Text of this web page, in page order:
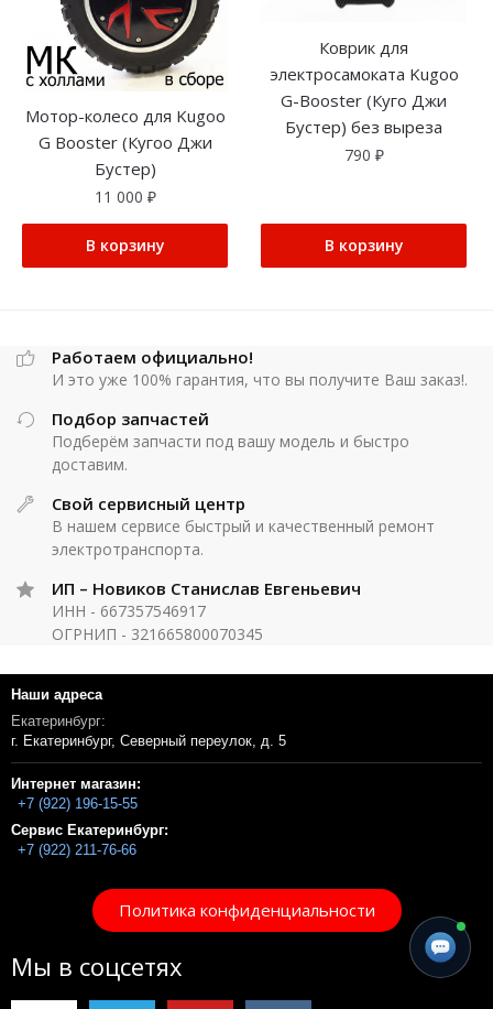
Мотор-колесо для Kugoo
G Booster (Кугоо Джи
Бустер)
11 000 ₽
В корзину
Коврик для
электросамоката Kugoo
G-Booster (Куго Джи
Бустер) без выреза
790 ₽
В корзину
Работаем официально!
И это уже 100% гарантия, что вы получите Ваш заказ!.
Подбор запчастей
Подберём запчасти под вашу модель и быстро
доставим.
Свой сервисный центр
В нашем сервисе быстрый и качественный ремонт
электротранспорта.
ИП – Новиков Станислав Евгеньевич
ИНН - 667357546917
ОГРНИП - 321665800070345
Наши адреса
Екатеринбург:
г. Екатеринбург, Северный переулок, д. 5
Интернет магазин:
+7 (922) 196-15-55
Сервис Екатеринбург:
+7 (922) 211-76-66
Политика конфиденциальности
Мы в соцсетях